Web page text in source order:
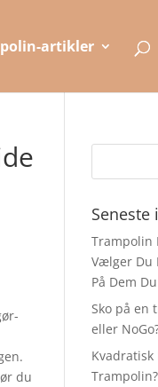
artikler
du
Trampolin
Vælger Du
På Dem
Sko på en
eller